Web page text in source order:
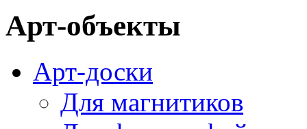
Арт-объекты
Арт-доски
Для магнитиков